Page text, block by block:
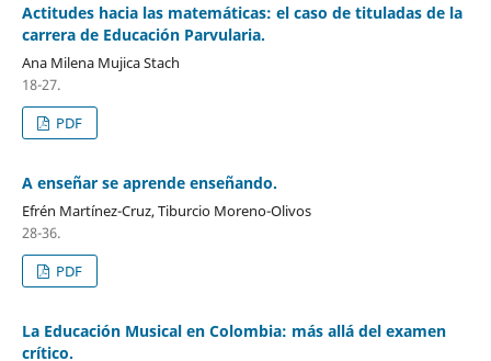
Actitudes hacia las matemáticas: el caso de tituladas de la
carrera de Educación Parvularia.
Ana Milena Mujica Stach
18-27.
PDF
A enseñar se aprende enseñando.
Efrén Martínez-Cruz, Tiburcio Moreno-Olivos
28-36.
PDF
La Educación Musical en Colombia: más allá del examen
crítico.